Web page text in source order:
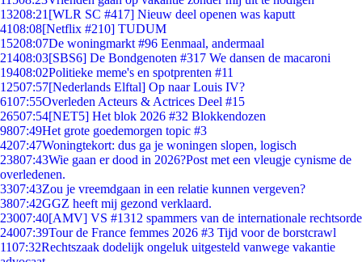
13208:21 [WLR SC #417] Nieuw deel openen was kaputt
4108:08[Netflix #210] TUDUM
15208:07De woningmarkt #96 Eenmaal, andermaal
21408:03[SBS6] De Bondgenoten #317 We dansen de macaroni
19408:02Politieke meme's en spotprenten #11
12507:57[Nederlands Elftal] Op naar Louis IV?
6107:55Overleden Acteurs & Actrices Deel #15
26507:54[NET5] Het blok 2026 #32 Blokkendozen
9807:49Het grote goedemorgen topic #3
4207:47Woningtekort: dus ga je woningen slopen, logisch
23807:43Wie gaan er dood in 2026?Post met een vleugje cynisme de
overledenen.
3307:43Zou je vreemdgaan in een relatie kunnen vergeven?
3807:42GGZ heeft mij gezond verklaard.
23007:40[AMV] VS #1312 spammers van de internationale rechtsorde
24007:39Tour de France femmes 2026 #3 Tijd voor de borstcrawl
1107:32Rechtszaak dodelijk ongeluk uitgesteld vanwege vakantie